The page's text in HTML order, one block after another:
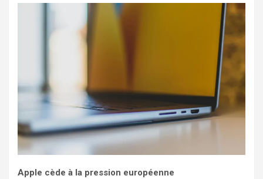
Apple cède à la pression européenne